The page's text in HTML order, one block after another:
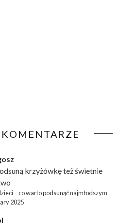
krzyżówkęteż świetnie
– co warto podsunąć najmłodszym
2025